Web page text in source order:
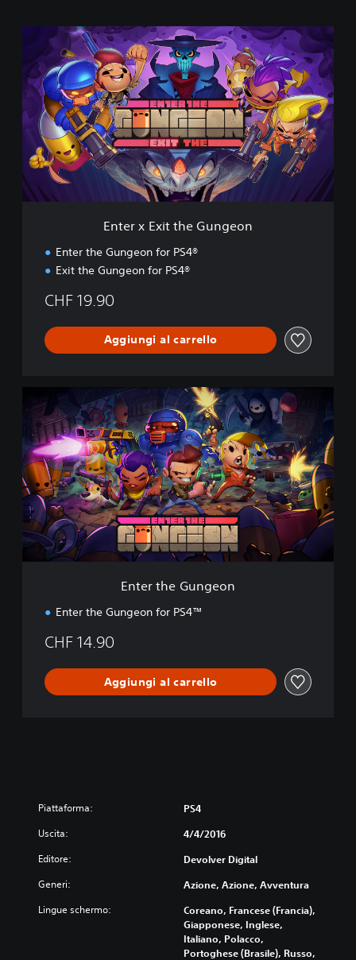
n
t
x
E
t
t
h
Enter x Exit the Gungeon
Enter the Gungeon for PS4®
Exit the Gungeon for PS4®
CHF 19.90
Aggiungi al carrello
e
r
t
h
e
G
u
n
g
Enter the Gungeon
Enter the Gungeon for PS4™
CHF 14.90
Aggiungi al carrello
Piattaforma: PS4
Uscita: 4/4/2016
Editore: Devolver Digital
Generi: Azione, Azione, Avventura
Lingue schermo:
Coreano, Francese (Francia),
Giapponese, Inglese,
Italiano, Polacco,
Portoghese (Brasile), Russo,